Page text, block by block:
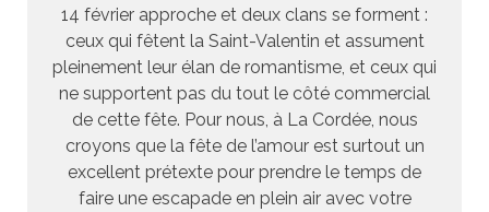
14 février approche et deux clans se forment :
ceux qui fêtent la Saint-Valentin et assument
pleinement leur élan de romantisme, et ceux qui
ne supportent pas du tout le côté commercial
de cette fête. Pour nous, à La Cordée, nous
croyons que la fête de l’amour est surtout un
excellent prétexte pour prendre le temps de
faire une escapade en plein air avec votre